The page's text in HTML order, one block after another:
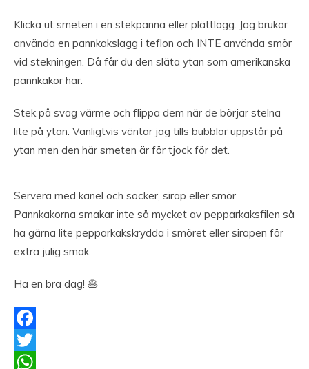
Klicka ut smeten i en stekpanna eller plättlagg. Jag brukar
använda en pannkakslagg i teflon och INTE använda smör
vid stekningen. Då får du den släta ytan som amerikanska
pannkakor har.
Stek på svag värme och flippa dem när de börjar stelna
lite på ytan. Vanligtvis väntar jag tills bubblor uppstår på
ytan men den här smeten är för tjock för det.
Servera med kanel och socker, sirap eller smör.
Pannkakorna smakar inte så mycket av pepparkaksfilen så
ha gärna lite pepparkakskrydda i smöret eller sirapen för
extra julig smak.
Ha en bra dag! 🥞
Facebook
Twitter